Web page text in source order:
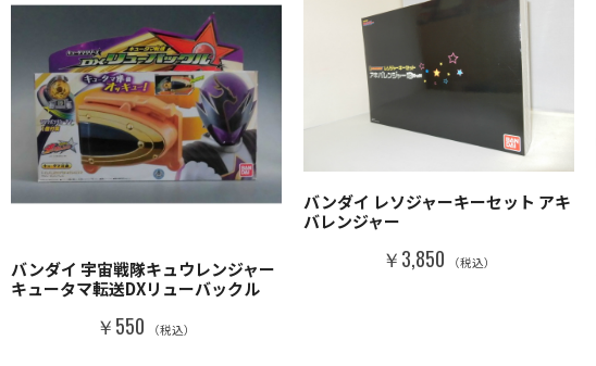
バンダイ 宇宙戦隊キュウレンジャー
キュータマ転送DXリューバックル
￥550 （税込）
バンダイ レソジャーキーセット アキ
バレンジャー
￥3,850 （税込）